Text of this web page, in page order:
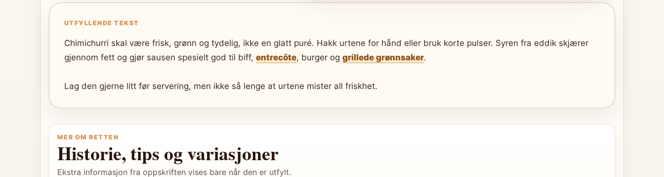
UTFYLLENDE TEKST
Chimichurri skal være frisk, grønn og tydelig, ikke en glatt puré. Hakk urtene for hånd eller bruk korte pulser. Syren fra eddik skjærer
gjennom fett og gjør sausen spesielt god til biff, entrecôte, burger og grillede grønnsaker.
Lag den gjerne litt før servering, men ikke så lenge at urtene mister all friskhet.
MER OM RETTEN
Historie, tips og variasjoner
Ekstra informasjon fra oppskriften vises bare når den er utfylt.